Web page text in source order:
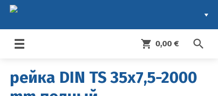
Toggle
search
shopping_cart 0,00 €
рейка DIN TS 35x7,5-2000